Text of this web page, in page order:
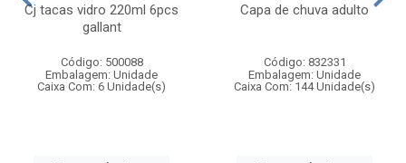
Cj tacas vidro 220ml 6pcs
gallant
Código: 500088
Embalagem: Unidade
Caixa Com: 6 Unidade(s)
Capa de chuva adulto
Código: 832331
Embalagem: Unidade
Caixa Com: 144 Unidade(s)